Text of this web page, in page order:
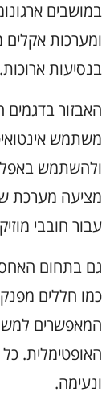
במושבים
ומערכות
בנסיעות ארוכות.
האבזור
משתמש
ולהשתמש
מציעה מערכת
עבור חובבי
גם בתחום
כמו חללים
המאפשרים
האופטימלית. כל
ונעימה.